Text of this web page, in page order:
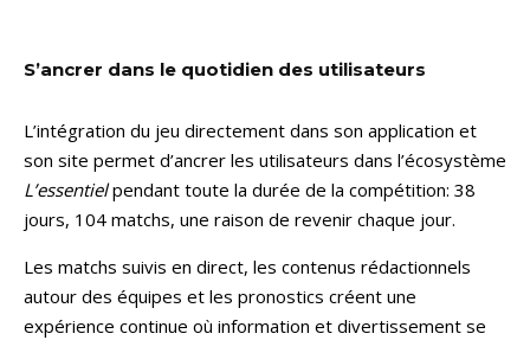
S’ancrer dans le quotidien des utilisateurs
L’intégration du jeu directement dans son application et
son site permet d’ancrer les utilisateurs dans l’écosystème
L’essentielpendant toute la durée de la compétition: 38
jours, 104 matchs, une raison de revenir chaque jour.
Les matchs suivis en direct, les contenus rédactionnels
autour des équipes et les pronostics créent une
expérience continue où information et divertissement se